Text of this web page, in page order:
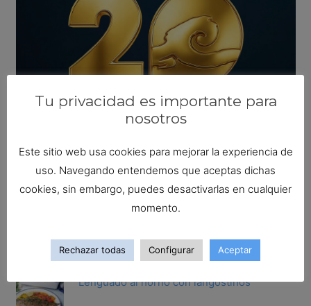
Busca tu receta ideal
Buscar:
Las recetas más populares
Lenguado al horno con langostinos
Tu privacidad es importante para
nosotros
Este sitio web usa cookies para mejorar la experiencia de
uso. Navegando entendemos que aceptas dichas
cookies, sin embargo, puedes desactivarlas en cualquier
momento.
Rechazar todas Configurar Aceptar